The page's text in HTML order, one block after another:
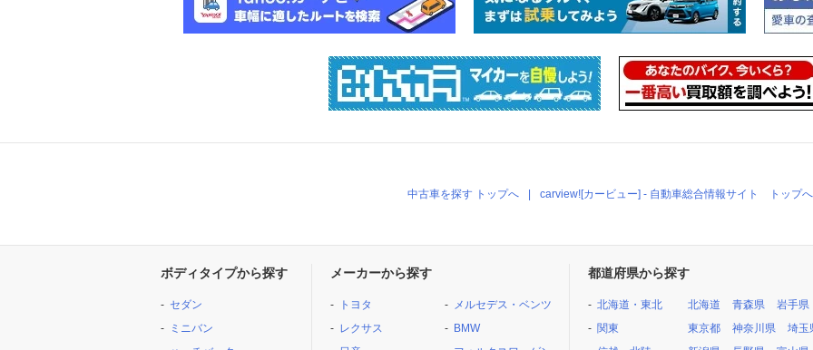
中古車を探す トップへ carview![カービュー] - 自動車総合情報サイト トップへ
ボディタイプから探す
セダン
ミニバン
メーカーから探す
トヨタ
レクサス
メルセデス・ベンツ
BMW
都道府県から探す
北海道・東北 北海道 青森県
岩手県
関東
東京都 神奈川県
埼玉